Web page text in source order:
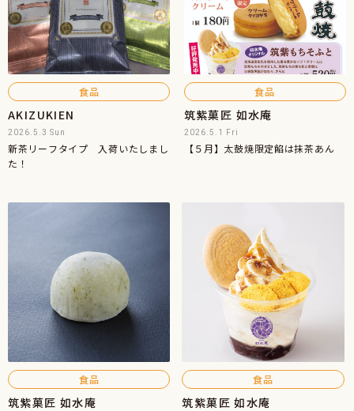
食品
AKIZUKIEN
2026.5.3 Sun
新茶リーフタイプ 入荷いたしまし
た！
食品
筑紫菓匠 如水庵
2026.5.1 Fri
【５月】太鼓焼限定餡は抹茶あん
食品
筑紫菓匠 如水庵
食品
筑紫菓匠 如水庵